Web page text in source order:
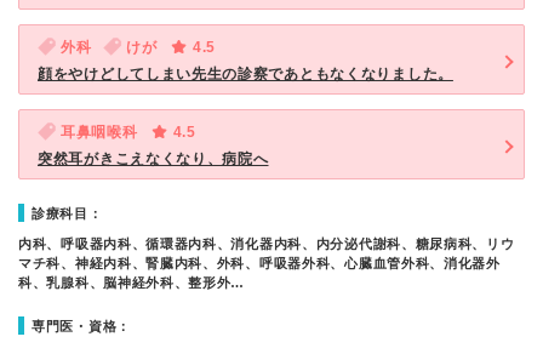
外科 けが
4.5
顔をやけどしてしまい先生の診察であともなくなりました。
耳鼻咽喉科
4.5
突然耳がきこえなくなり、病院へ
診療科目：
内科、呼吸器内科、循環器内科、消化器内科、内分泌代謝科、糖尿病科、リウ
マチ科、神経内科、腎臓内科、外科、呼吸器外科、心臓血管外科、消化器外
科、乳腺科、脳神経外科、整形外…
専門医・資格：